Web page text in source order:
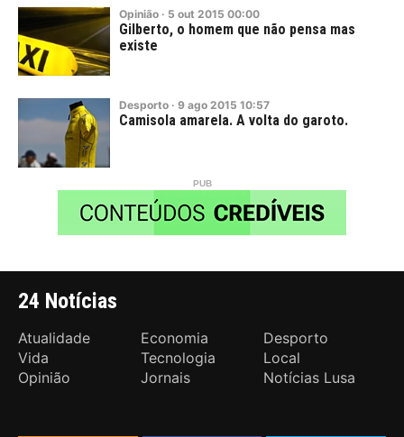
Opinião · 5 out 2015 00:00
Gilberto, o homem que não pensa mas
existe
Desporto · 9 ago 2015 10:57
Camisola amarela. A volta do garoto.
24 Notícias
Atualidade Economia
Desporto
Vida
Tecnologia
Local
Opinião
Jornais Notícias Lusa